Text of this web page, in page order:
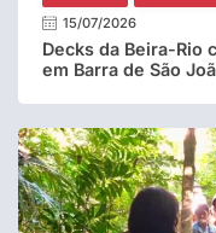
15/07/2026
Decks da Beira-Rio
em Barra de São